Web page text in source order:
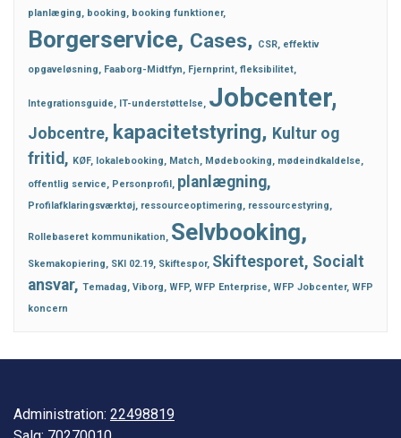
planlæging
booking booking funktioner
Borgerservice Cases CSR effektiv
opgaveløsning Faaborg-Midtfyn Fjernprint fleksibilitet
Integrationsguide IT-understøttelse Jobcenter
Jobcentre kapacitetstyring
Kultur og
fritid
KØF lokalebooking Match Mødebooking
mødeindkaldelse
offentlig service
Personprofil planlægning
Profilafklaringsværktøj ressourceoptimering ressourcestyring
Rollebaseret kommunikation Selvbooking
Skemakopiering SKI 02.19 Skiftespor Skiftesporet Socialt
ansvar
Temadag Viborg WFP WFP Enterprise WFP Jobcenter WFP
koncern
Administration: 22498819